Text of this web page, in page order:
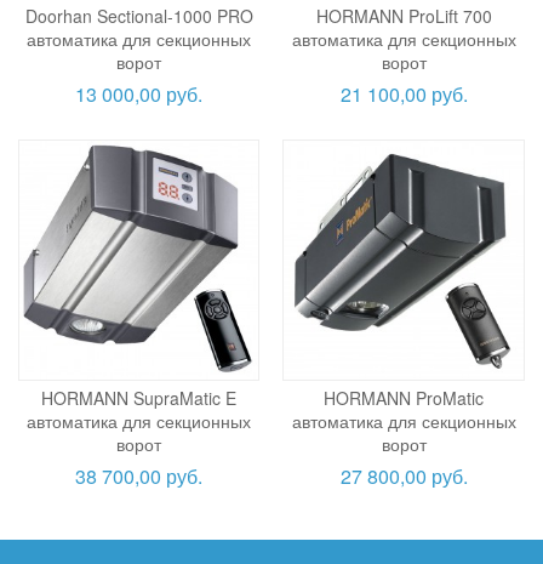
Doorhan Sectional-1000 PRO
автоматика для секционных
ворот
13 000,00 руб.
HORMANN ProLift 700
автоматика для секционных
ворот
21 100,00 руб.
HORMANN SupraMatic E
автоматика для секционных
ворот
38 700,00 руб.
HORMANN ProMatic
автоматика для секционных
ворот
27 800,00 руб.